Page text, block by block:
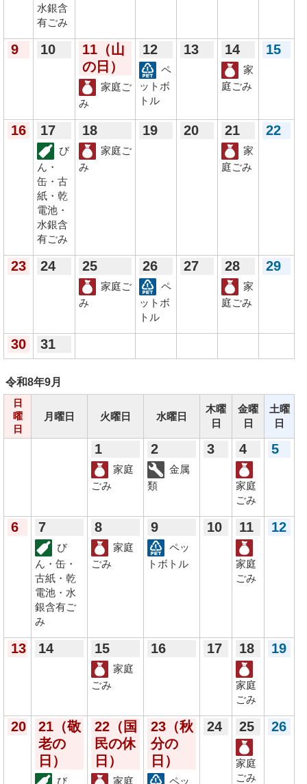
水銀含
有ごみ
9 10 11 （山
の日）
家庭ご
み
12
ペ
ットボ
トル
13 14
家
庭ごみ
15
16 17
び
ん・
缶・古
紙・乾
電池・
水銀含
有ごみ
18
家庭ご
み
19 20 21
家
庭ごみ
22
23 24 25
家庭ご
み
26
ペ
ットボ
トル
27 28
家
庭ごみ
29
30 31
令和8年9月
日
曜
日
月曜日 火曜日 水曜日
木曜
日
金曜
日
土曜
日
1
家庭
ごみ
2
金属
類
3 4
家庭
ごみ
5
6 7
び
ん・缶・
古紙・乾
電池・水
銀含有ご
み
8
家庭
ごみ
9
ペッ
トボトル
10 11
家庭
ごみ
12
13 14 15
家庭
ごみ
16 17 18
家庭
ごみ
19
20 21 （敬
老の
日）
び
22 （国
民の休
日）
家庭
23 （秋
分の
日）
ペッ
24 25
家庭
ごみ
26